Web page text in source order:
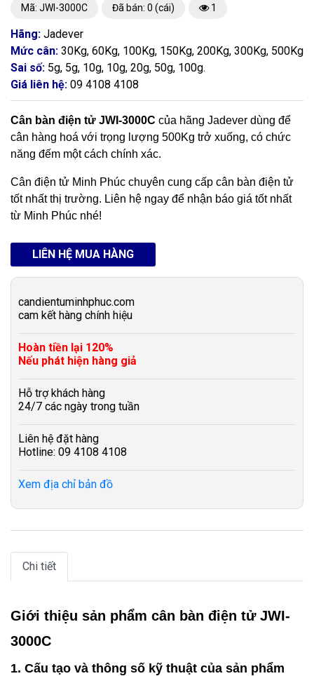
Mã: JWI-3000C Đã bán: 0 (cái) 1
Hãng: Jadever
Mức cân: 30Kg, 60Kg, 100Kg, 150Kg, 200Kg, 300Kg, 500Kg
Sai số: 5g, 5g, 10g, 10g, 20g, 50g, 100g.
Giá liên hệ: 09 4108 4108
Cân bàn điện tử JWI-3000C của hãng Jadever dùng để
cân hàng hoá với trọng lượng 500Kg trở xuống, có chức
năng đếm một cách chính xác.
Cân điện tử Minh Phúc chuyên cung cấp cân bàn điện tử
tốt nhất thị trường. Liên hệ ngay để nhận báo giá tốt nhất
từ Minh Phúc nhé!
LIÊN HỆ MUA HÀNG
candientuminhphuc.com
cam kết hàng chính hiệu
Hoàn tiền lại 120%
Nếu phát hiện hàng giả
Hỗ trợ khách hàng
24/7 các ngày trong tuần
Liên hệ đặt hàng
Hotline: 09 4108 4108
Xem địa chỉ bản đồ
Chi tiết
Giới thiệu sản phẩm cân bàn điện tử JWI-
3000C
1. Cấu tạo và thông số kỹ thuật của sản phẩm